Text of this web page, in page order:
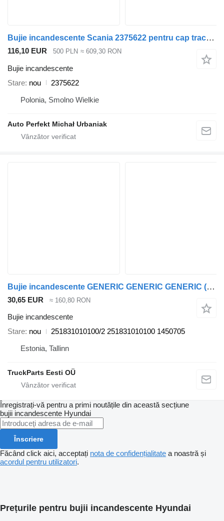
Bujie incandescente Scania 2375622 pentru cap tractor Scania
116,10 EUR 500 PLN ≈ 609,30 RON
Bujie incandescente
Stare nou
2375622
Polonia, Smolno Wielkie
Auto Perfekt Michał Urbaniak
Bujie incandescente GENERIC GENERIC GENERIC (01.51-) 251831010100/2 pentru camion
30,65 EUR ≈ 160,80 RON
Bujie incandescente
Stare nou
251831010100/2 251831010100 1450705
Estonia, Tallinn
TruckParts Eesti OÜ
Înregistrați-vă pentru a primi noutățile din această secțiune
bujii incandescente Hyundai
Înscriere
Făcând click aici, acceptați nota de confidențialitate a noastră și
acordul pentru utilizatori.
Prețurile pentru bujii incandescente Hyundai